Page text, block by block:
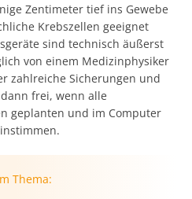
Zentimeter tief ins Gewebe
Krebszellen geeignet
sind technisch äußerst
von einem Medizinphysiker
zahlreiche Sicherungen und
frei, wenn alle
geplanten und im Computer
Thema: